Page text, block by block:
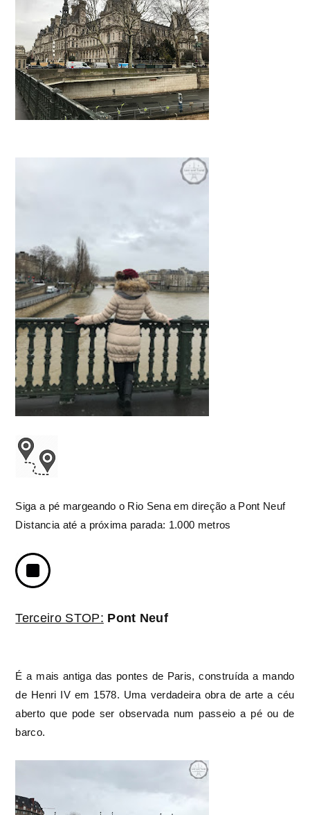
Siga a pé margeando o Rio Sena em direção a Pont Neuf
Distancia até a próxima parada: 1.000 metros
Terceiro STOP: Pont Neuf
É a mais antiga das pontes de Paris, construída a mando
de Henri IV em 1578. Uma verdadeira obra de arte a céu
aberto que pode ser observada num passeio a pé ou de
barco.